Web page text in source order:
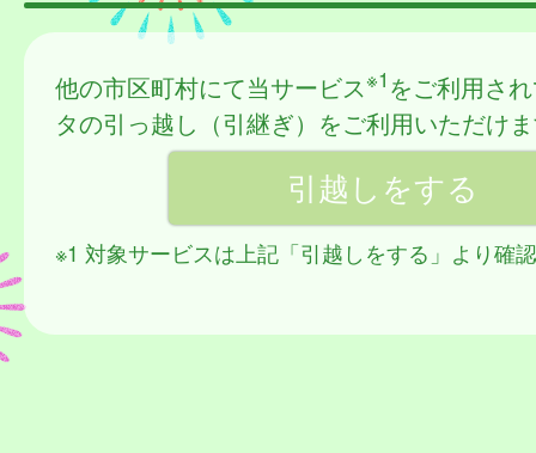
他の市区町村にて当サービス※1 をご利用さ
タの引っ越し（引継ぎ）をご利用いただけ
※1 対象サービスは上記「引越しをする」より確